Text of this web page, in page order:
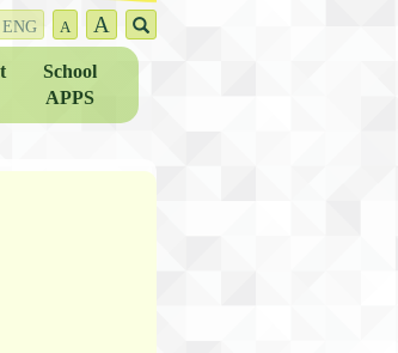
ENG A A
School
APPS